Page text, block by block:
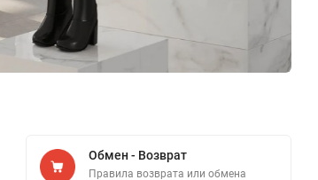
Обмен - Возврат
Правила возврата или обмена